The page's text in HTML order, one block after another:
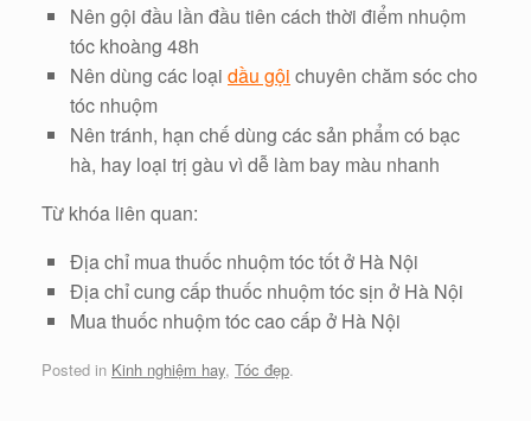
Nên gội đầu lần đầu tiên cách thời điểm nhuộm
tóc khoàng 48h
Nên dùng các loại dầu gội chuyên chăm sóc cho
tóc nhuộm
Nên tránh, hạn chế dùng các sản phẩm có bạc
hà, hay loại trị gàu vì dễ làm bay màu nhanh
Từ khóa liên quan:
Địa chỉ mua thuốc nhuộm tóc tốt ở Hà Nội
Địa chỉ cung cấp thuốc nhuộm tóc sịn ở Hà Nội
Mua thuốc nhuộm tóc cao cấp ở Hà Nội
Posted in Kinh nghiệm hay, Tóc đẹp.